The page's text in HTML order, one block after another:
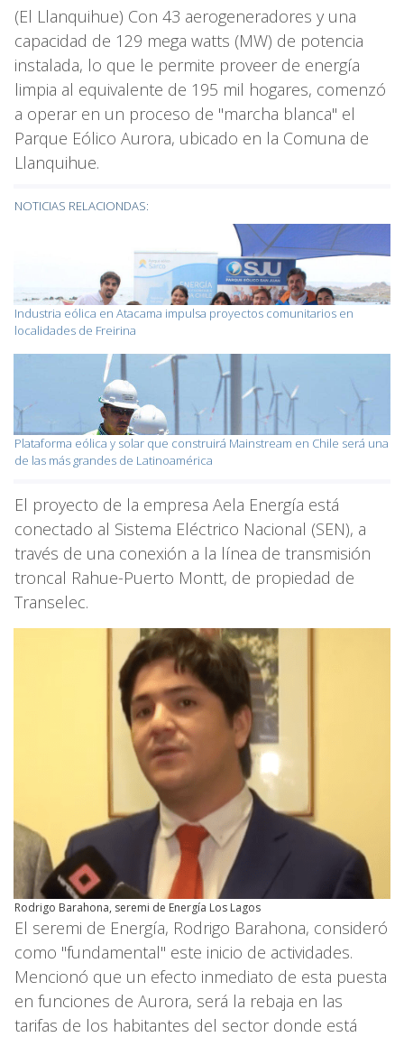
(El Llanquihue) Con 43 aerogeneradores y una
capacidad de 129 mega watts (MW) de potencia
instalada, lo que le permite proveer de energía
limpia al equivalente de 195 mil hogares, comenzó
a operar en un proceso de "marcha blanca" el
Parque Eólico Aurora, ubicado en la Comuna de
Llanquihue.
NOTICIAS RELACIONDAS:
Industria eólica en Atacama impulsa proyectos comunitarios en
localidades de Freirina
Plataforma eólica y solar que construirá Mainstream en Chile será una
de las más grandes de Latinoamérica
El proyecto de la empresa Aela Energía está
conectado al Sistema Eléctrico Nacional (SEN), a
través de una conexión a la línea de transmisión
troncal Rahue-Puerto Montt, de propiedad de
Transelec.
Rodrigo Barahona, seremi de Energía Los Lagos
El seremi de Energía, Rodrigo Barahona, consideró
como "fundamental" este inicio de actividades.
Mencionó que un efecto inmediato de esta puesta
en funciones de Aurora, será la rebaja en las
tarifas de los habitantes del sector donde está